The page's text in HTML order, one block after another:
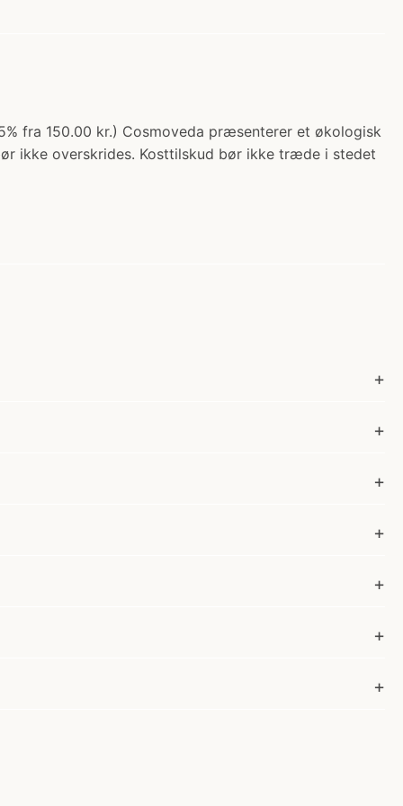
fra 150.00 kr.) Cosmoveda præsenterer et økologisk
ikke overskrides. Kosttilskud bør ikke træde i stedet